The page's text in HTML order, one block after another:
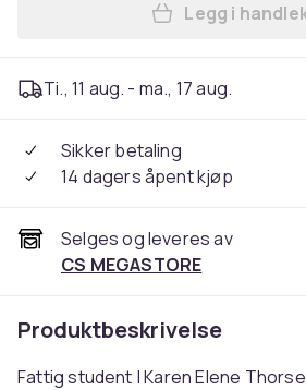
Legg
Legg i
Ti., 11 aug. - ma., 17 aug.
Sikker betaling
14 dagers åpent kjøp
Selges og leveres av
CS MEGASTORE
Produktbeskrivelse
Fattig student | Karen Elene